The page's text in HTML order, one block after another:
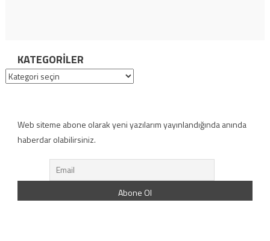
KATEGORILER
Kategoriler
Web siteme abone olarak yeni yazılarım yayınlandığında anında
haberdar olabilirsiniz.